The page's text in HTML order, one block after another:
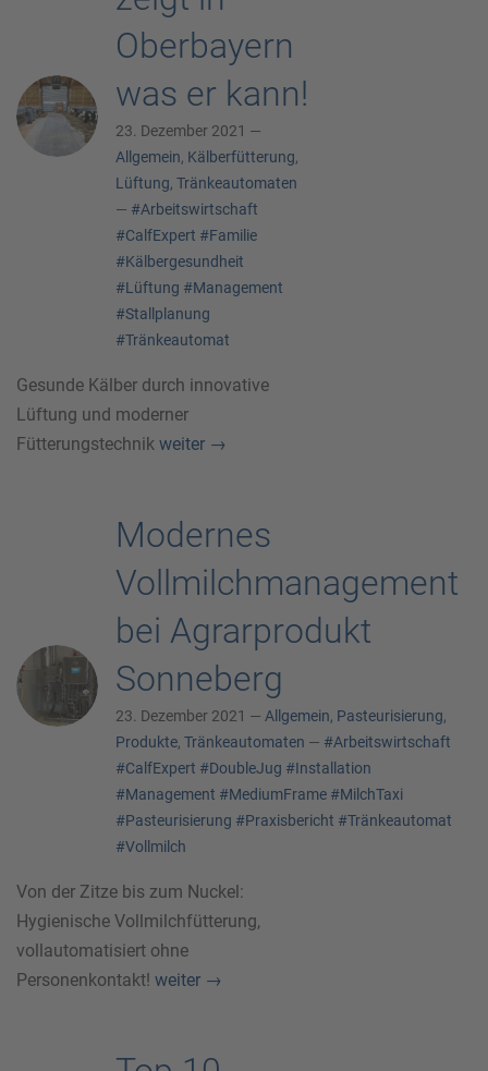
Oberbayern
was er kann!
23. Dezember 2021 —
Allgemein, Kälberfütterung,
Lüftung, Tränkeautomaten
— #Arbeitswirtschaft
#CalfExpert #Familie
#Kälbergesundheit
#Lüftung #Management
#Stallplanung
#Tränkeautomat
Gesunde Kälber durch innovative
Lüftung und moderner
Fütterungstechnik weiter →
Modernes
Vollmilchmanagement
bei Agrarprodukt
Sonneberg
23. Dezember 2021 — Allgemein, Pasteurisierung,
Produkte, Tränkeautomaten — #Arbeitswirtschaft
#CalfExpert #DoubleJug #Installation
#Management #MediumFrame #MilchTaxi
#Pasteurisierung #Praxisbericht #Tränkeautomat
#Vollmilch
Von der Zitze bis zum Nuckel:
Hygienische Vollmilchfütterung,
vollautomatisiert ohne
Personenkontakt! weiter →